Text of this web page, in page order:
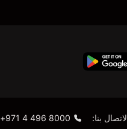
بنا: +971 4 496 8000